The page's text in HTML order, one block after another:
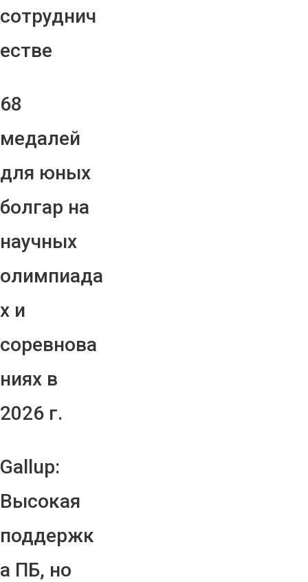
сотруднич
естве
68
медалей
для юных
болгар на
научных
олимпиада
х и
соревнова
ниях в
2026 г.
Gallup:
Высокая
поддержк
а ПБ, но